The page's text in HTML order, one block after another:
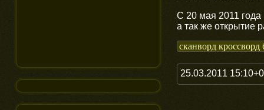
С 20 мая 2011 года
а так же открытие
сканворд кроссворд
25.03.2011